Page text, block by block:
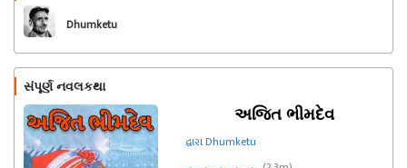
Dhumketu
સંપૂર્ણ નવલકથા
અજિત ભીમદેવ
દ્વારા Dhumketu